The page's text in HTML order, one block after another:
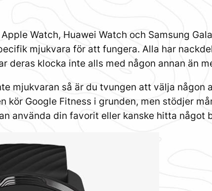
Watch, Huawei Watch och Samsung
mjukvara för att fungera. Alla har
deras klocka inte alls med någon annan än
mjukvaran så är du tvungen att välja
kör Google Fitness i grunden, men stödjer
använda din favorit eller kanske hitta något